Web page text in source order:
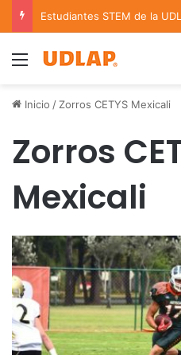
Menu
Inicio / Zorros CETYS Mexicali
Zorros
Mexicali